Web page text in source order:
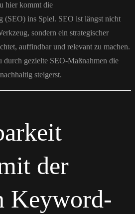
hier kommt die
(SEO) ins Spiel. SEO ist längst nicht
sondern ein strategischer
auffindbar und relevant zu machen.
gezielte SEO-Maßnahmen die
steigerst.
der
Keyword-